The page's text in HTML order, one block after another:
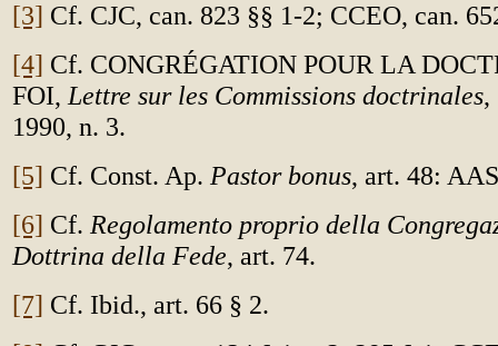
[3] Cf. CJC, can. 823 §§ 1-2; CCEO, can.
[4] Cf. CONGRÉGATION POUR LA
FOI, Lettre sur les Commissions doctrinales,
1990, n. 3.
[5] Cf. Const. Ap. Pastor bonus, art. 48:
[6] Cf. Regolamento proprio della
Dottrina della Fede, art. 74.
[7] Cf. Ibid., art. 66 § 2.